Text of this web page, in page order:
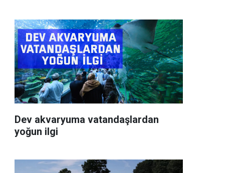
Dev akvaryuma vatandaşlardan
yoğun ilgi